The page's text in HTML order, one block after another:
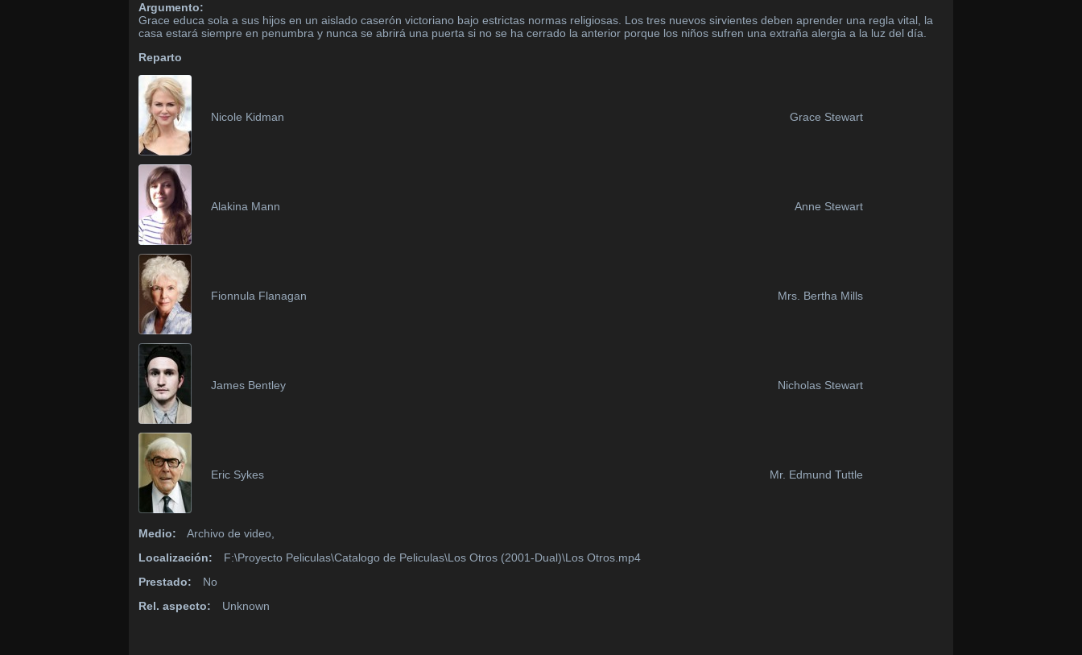
Argumento:
Grace educa sola a sus hijos en un aislado caserón victoriano bajo estrictas normas religiosas. Los tres nuevos sirvientes deben aprender una regla vital, la
casa estará siempre en penumbra y nunca se abrirá una puerta si no se ha cerrado la anterior porque los niños sufren una extraña alergia a la luz del día.
Reparto
Nicole Kidman Grace Stewart
Alakina Mann Anne Stewart
Fionnula Flanagan Mrs. Bertha Mills
James Bentley Nicholas Stewart
Eric Sykes Mr. Edmund Tuttle
Medio:
Archivo de video,
Localización:
F:\Proyecto Peliculas\Catalogo de Peliculas\Los Otros (2001-Dual)\Los Otros.mp4
Prestado:
No
Rel. aspecto:
Unknown